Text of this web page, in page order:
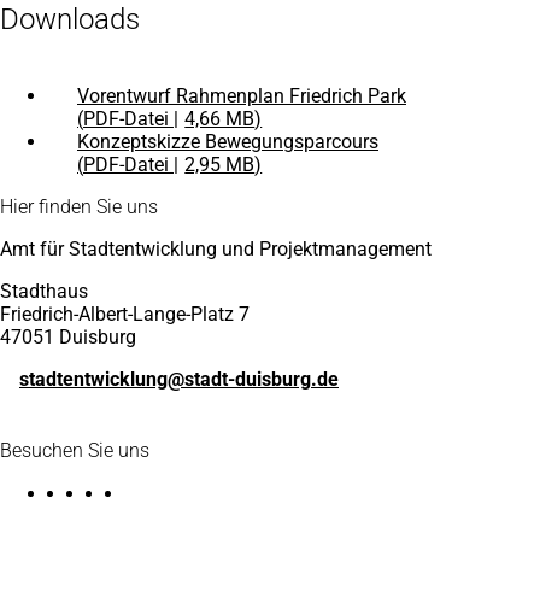
Downloads
Vorentwurf Rahmenplan Friedrich Park
PDF-Datei
4,66 MB
Konzeptskizze Bewegungsparcours
PDF-Datei 2,95 MB
Fußbereich
Hier finden Sie uns
Amt für Stadtentwicklung und Projektmanagement
Stadthaus
Friedrich-Albert-Lange-Platz 7
47051 Duisburg
stadtentwicklung
stadt-duisburg de
Besuchen Sie uns